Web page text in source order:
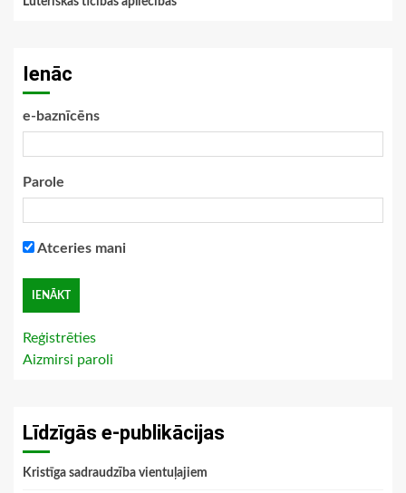
Ienāc
e-baznīcēns
Parole
Atceries mani
Reģistrēties
Aizmirsi paroli
Līdzīgās e-publikācijas
Kristīga sadraudzība vientuļajiem